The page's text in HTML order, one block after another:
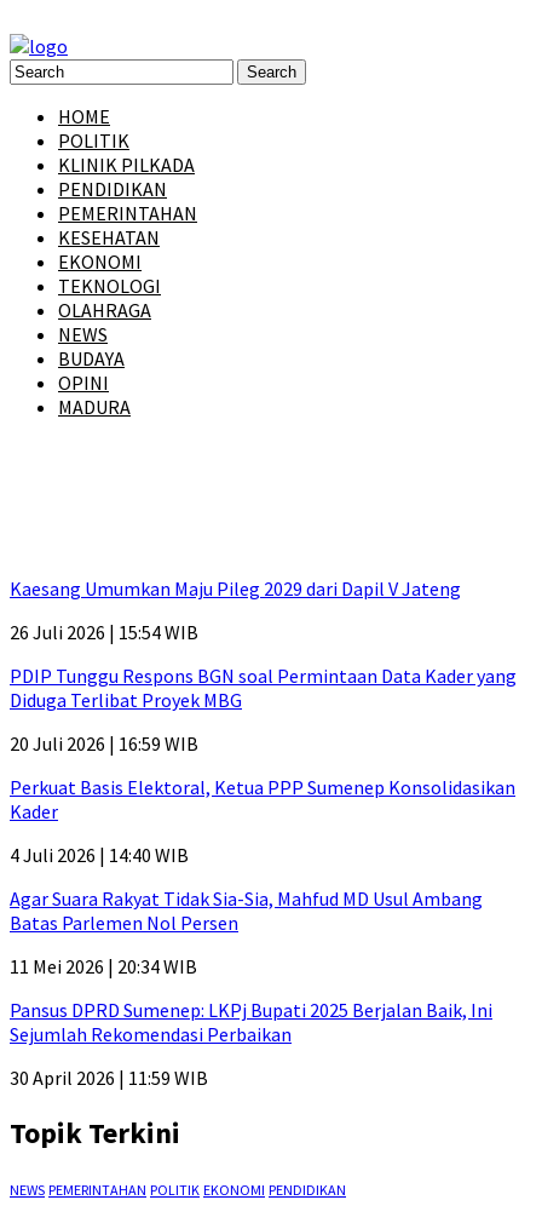
HOME
POLITIK
KLINIK PILKADA
PENDIDIKAN
PEMERINTAHAN
KESEHATAN
EKONOMI
TEKNOLOGI
OLAHRAGA
NEWS
BUDAYA
OPINI
MADURA
Kaesang Umumkan Maju Pileg 2029 dari Dapil V Jateng
26 Juli 2026 | 15:54 WIB
PDIP Tunggu Respons BGN soal Permintaan Data Kader yang
Diduga Terlibat Proyek MBG
20 Juli 2026 | 16:59 WIB
Perkuat Basis Elektoral, Ketua PPP Sumenep Konsolidasikan
Kader
4 Juli 2026 | 14:40 WIB
Agar Suara Rakyat Tidak Sia-Sia, Mahfud MD Usul Ambang
Batas Parlemen Nol Persen
11 Mei 2026 | 20:34 WIB
Pansus DPRD Sumenep: LKPj Bupati 2025 Berjalan Baik, Ini
Sejumlah Rekomendasi Perbaikan
30 April 2026 | 11:59 WIB
Topik Terkini
NEWS PEMERINTAHAN POLITIK EKONOMI PENDIDIKAN